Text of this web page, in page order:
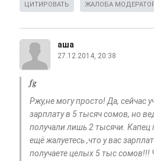
ЦИТИРОВАТЬ ЖАЛОБА
аша
27.12.2014, 20:38
fg
Ржу,не могу просто! Да, сейчас
зарплату в 5 тысяч сомов, но
получали лишь 2 тысячи. Капец
ещё жалуетесь ,что у вас
получаете целых 5 тыс сомов!!!